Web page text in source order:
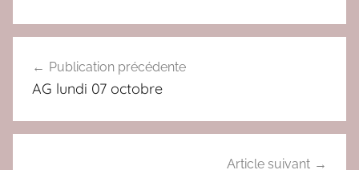
A
U
de
Publication précédente
AG lundi 07 octobre
Article suivant